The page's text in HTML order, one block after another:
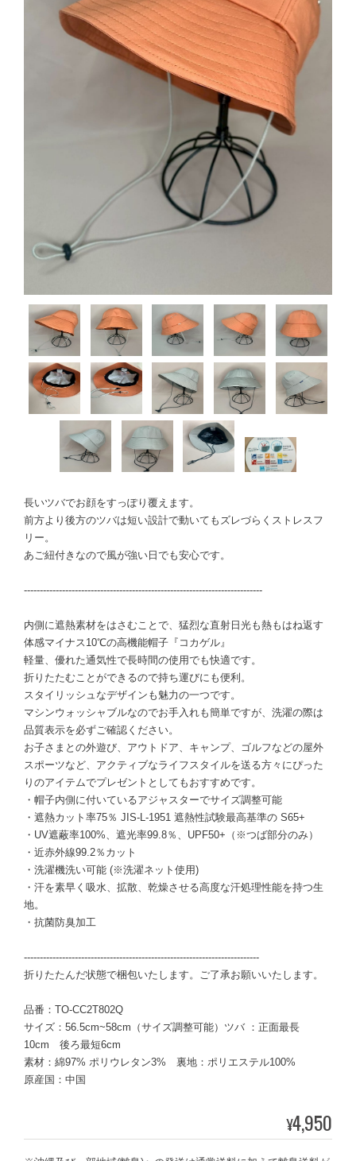
長いツバでお顔をすっぽり覆えます。
前方より後方のツバは短い設計で動いてもズレづらくストレスフ
リー。
あご紐付きなので風が強い日でも安心です。
---------------------------------------------------------------------------
内側に遮熱素材をはさむことで、猛烈な直射日光も熱もはね返す
体感マイナス10℃の高機能帽子『コカゲル』
軽量、優れた通気性で長時間の使用でも快適です。
折りたたむことができるので持ち運びにも便利。
スタイリッシュなデザインも魅力の一つです。
マシンウォッシャブルなのでお手入れも簡単ですが、洗濯の際は
品質表示を必ずご確認ください。
お子さまとの外遊び、アウトドア、キャンプ、ゴルフなどの屋外
スポーツなど、アクティブなライフスタイルを送る方々にぴった
りのアイテムでプレゼントとしてもおすすめです。
・帽子内側に付いているアジャスターでサイズ調整可能
・遮熱カット率75％ JIS-L-1951 遮熱性試験最高基準の S65+
・UV遮蔽率100%、遮光率99.8％、UPF50+（※つば部分のみ）
・近赤外線99.2％カット
・洗濯機洗い可能 (※洗濯ネット使用)
・汗を素早く吸水、拡散、乾燥させる高度な汗処理性能を持つ生
地。
・抗菌防臭加工
--------------------------------------------------------------------------
折りたたんだ状態で梱包いたします。ご了承お願いいたします。
品番：TO-CC2T802Q
サイズ：56.5cm~58cm（サイズ調整可能）ツバ ：正面最長
10cm 後ろ最短6cm
素材：綿97% ポリウレタン3% 裏地：ポリエステル100%
原産国：中国
¥4,950